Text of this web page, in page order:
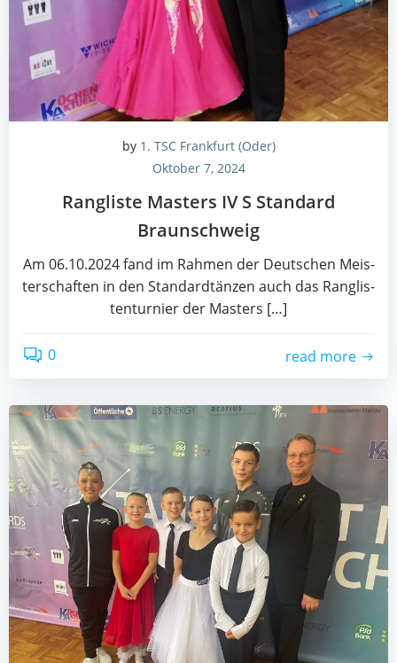
by 1. TSC Frankfurt (Oder)
Oktober 7, 2024
Rang­lis­te Mas­ters IV S Stan­dard
Braunschweig
Am 06.10.2024 fand im Rah­men der Deut­schen Meis­
ter­schaf­ten in den Stan­dard­tän­zen auch das Rang­lis­
ten­tur­nier der Mas­ters […]
0 read more